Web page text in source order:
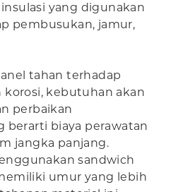
yang digunakan
pembusukan, jamur,
tahan terhadap
korosi, kebutuhan akan
perbaikan
berarti biaya perawatan
jangka panjang.
sandwich
umur yang lebih